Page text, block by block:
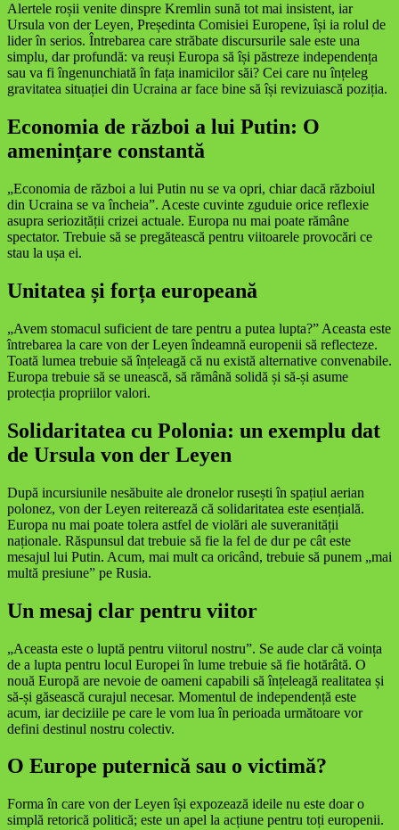
Alertele roșii venite dinspre Kremlin sună tot mai insistent, iar
Ursula von der Leyen, Președinta Comisiei Europene, își ia rolul de
lider în serios. Întrebarea care străbate discursurile sale este una
simplu, dar profundă: va reuși Europa să își păstreze independența
sau va fi îngenunchiată în fața inamicilor săi? Cei care nu înțeleg
gravitatea situației din Ucraina ar face bine să își revizuiască poziția.
Economia de război a lui Putin: O
amenințare constantă
„Economia de război a lui Putin nu se va opri, chiar dacă războiul
din Ucraina se va încheia”. Aceste cuvinte zguduie orice reflexie
asupra seriozității crizei actuale. Europa nu mai poate rămâne
spectator. Trebuie să se pregătească pentru viitoarele provocări ce
stau la ușa ei.
Unitatea și forța europeană
„Avem stomacul suficient de tare pentru a putea lupta?” Aceasta este
întrebarea la care von der Leyen îndeamnă europenii să reflecteze.
Toată lumea trebuie să înțeleagă că nu există alternative convenabile.
Europa trebuie să se unească, să rămână solidă și să-și asume
protecția propriilor valori.
Solidaritatea cu Polonia: un exemplu dat
de Ursula von der Leyen
După incursiunile nesăbuite ale dronelor rusești în spațiul aerian
polonez, von der Leyen reiterează că solidaritatea este esențială.
Europa nu mai poate tolera astfel de violări ale suveranității
naționale. Răspunsul dat trebuie să fie la fel de dur pe cât este
mesajul lui Putin. Acum, mai mult ca oricând, trebuie să punem „mai
multă presiune” pe Rusia.
Un mesaj clar pentru viitor
„Aceasta este o luptă pentru viitorul nostru”. Se aude clar că voința
de a lupta pentru locul Europei în lume trebuie să fie hotărâtă. O
nouă Europă are nevoie de oameni capabili să înțeleagă realitatea și
să-și găsească curajul necesar. Momentul de independență este
acum, iar deciziile pe care le vom lua în perioada următoare vor
defini destinul nostru colectiv.
O Europe puternică sau o victimă?
Forma în care von der Leyen își expozează ideile nu este doar o
simplă retorică politică; este un apel la acțiune pentru toți europenii.